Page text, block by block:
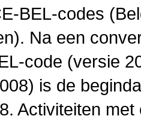
BEL-codes
Na een
code (versie
is de
Activiteiten